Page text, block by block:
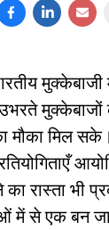
मुक्केबाजों
मौका मिल
रास्ता भी
में से एक बन